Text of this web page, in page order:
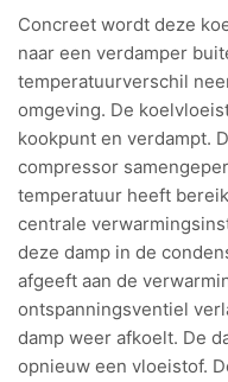
Concreet wordt deze
naar een verdamper
temperatuurverschil
omgeving. De
kookpunt en verdampt.
compressor
temperatuur heeft
centrale
deze damp in de
afgeeft aan de
ontspanningsventiel
damp weer afkoelt. De
opnieuw een vloeistof.